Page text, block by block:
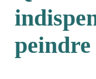
peindre